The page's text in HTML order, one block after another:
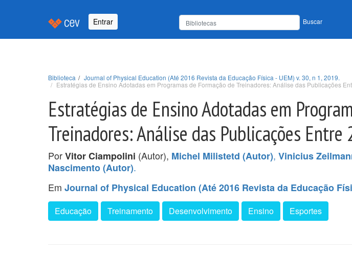
Entrar Buscar
Biblioteca
Journal of Physical Education (Até 2016 Revista da Educação Física - UEM) v. 30, n 1, 2019.
Estratégias de Ensino Adotadas em Programas de Formação de Treinadores: Análise das Publicações
Estratégias de Ensino Adotadas em
Treinadores: Análise das Publicações
PorVitor Ciampolini (Autor), Michel Milistetd (Autor), Vinicius
Nascimento (Autor).
Em Journal of Physical Education (Até 2016 Revista da Educação
Educação Treinamento Desenvolvimento Ensino Esportes